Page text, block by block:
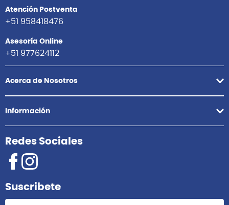
Atención Postventa
+51 958418476
Asesoría Online
+51 977624112
Acerca de Nosotros
Información
Redes Sociales
Suscribete